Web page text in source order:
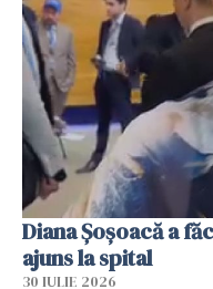
Diana Șoșoacă a
ajuns la spital
30 IULIE 2026